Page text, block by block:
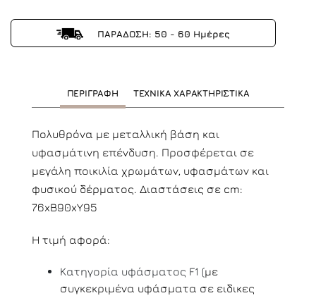
ΠΑΡΑΔΟΣΗ: 50 - 60 Ημέρες
ΠΕΡΙΓΡΑΦΗ ΤΕΧΝΙΚΑ ΧΑΡΑΚΤΗΡΙΣΤΙΚΑ
Πολυθρόνα με μεταλλική βάση και
υφασμάτινη επένδυση. Προσφέρεται σε
μεγάλη ποικιλία χρωμάτων, υφασμάτων και
φυσικού δέρματος. Διαστάσεις σε cm:
76xB90xY95
Η τιμή αφορά:
Κατηγορία υφάσματος F1 (με
συγκεκριμένα υφάσματα σε ειδικες